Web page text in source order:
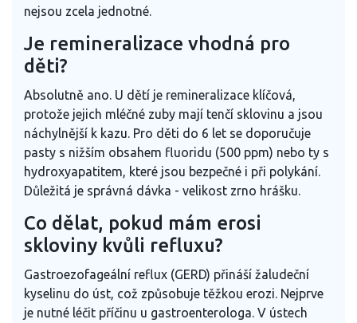
nejsou zcela jednotné.
Je remineralizace vhodná pro
děti?
Absolutně ano. U dětí je remineralizace klíčová,
protože jejich mléčné zuby mají tenčí sklovinu a jsou
náchylnější k kazu. Pro děti do 6 let se doporučuje
pasty s nižším obsahem fluoridu (500 ppm) nebo ty s
hydroxyapatitem, které jsou bezpečné i při polykání.
Důležitá je správná dávka - velikost zrno hrášku.
Co dělat, pokud mám erosi
skloviny kvůli refluxu?
Gastroezofageální reflux (GERD) přináší žaludeční
kyselinu do úst, což způsobuje těžkou erozi. Nejprve
je nutné léčit příčinu u gastroenterologa. V ústech